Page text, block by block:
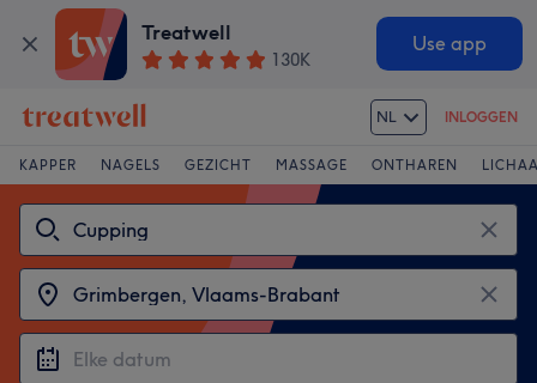
Treatwell
130K
Use app
NL INLOGGEN
KAPPER NAGELS GEZICHT MASSAGE ONTHAREN